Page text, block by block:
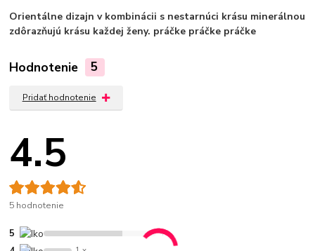
Orientálne dizajn v kombinácii s nestarnúci krásu minerálnou
zdôrazňujú krásu každej ženy. práčke práčke práčke
Hodnotenie 5
Pridať hodnotenie
4.5
5 hodnotenie
5 4 x